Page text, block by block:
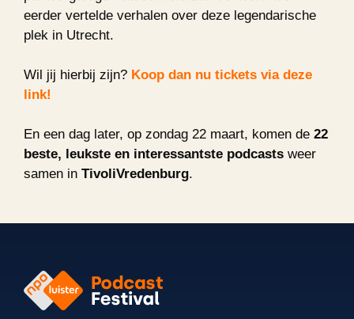
eerder vertelde verhalen over deze legendarische
plek in Utrecht.
Wil jij hierbij zijn? Koop dan nu tickets via deze
link!
En een dag later, op zondag 22 maart, komen de 22
beste, leukste en interessantste podcasts weer
samen in TivoliVredenburg.